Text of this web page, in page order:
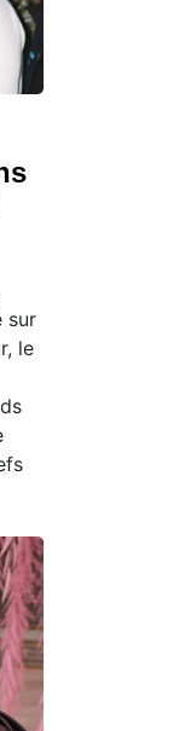
sur
le